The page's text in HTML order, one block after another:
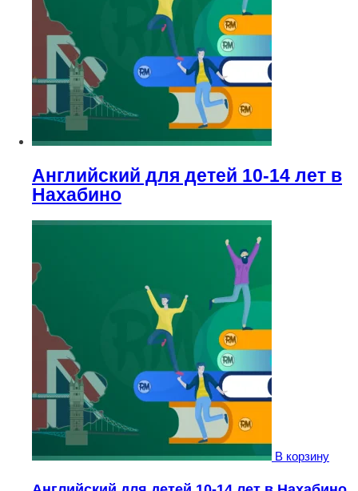
Английский для детей 10-14 лет в
Нахабино
В корзину